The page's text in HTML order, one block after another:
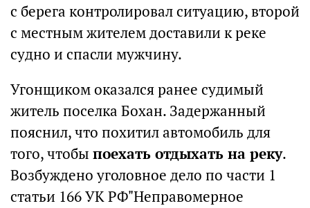
с берега контролировал ситуацию, второй
с местным жителем доставили к реке
судно и спасли мужчину.
Угонщиком оказался ранее судимый
житель поселка Бохан. Задержанный
пояснил, что похитил автомобиль для
того, чтобы поехать отдыхать на реку.
Возбуждено уголовное дело по части 1
статьи 166 УК РФ"Неправомерное